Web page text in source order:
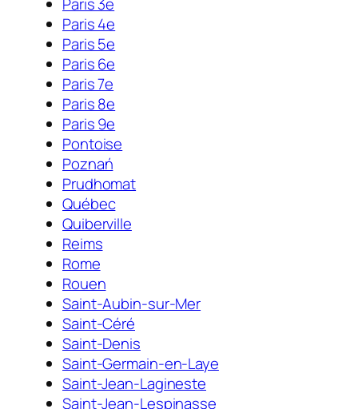
Paris 4e
Paris 5e
Paris 6e
Paris 7e
Paris 8e
Paris 9e
Pontoise
Poznań
Prudhomat
Québec
Quiberville
Reims
Rome
Rouen
Saint-Aubin-sur-Mer
Saint-Céré
Saint-Denis
Saint-Germain-en-Laye
Saint-Jean-Lagineste
Saint-Jean-Lespinasse